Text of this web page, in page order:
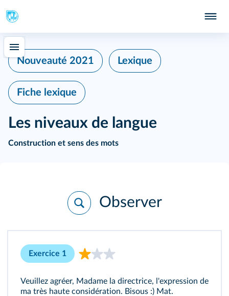
Nouveauté 2021 Lexique
Fiche lexique
Les niveaux de langue
Construction et sens des mots
Observer
Exercice 1
Veuillez agréer, Madame la directrice, l'expression de
ma très haute considération. Bisous :) Mat.